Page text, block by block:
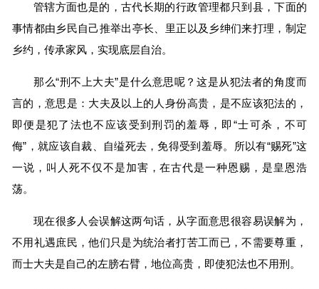
管辖方面也是的，古代长期的行政管理都只到县，下面的
事情都由乡民自己推举出亭长、里正以及乡绅们来打理，制定
乡约，传承家风，实现底层自治。
那么“刑不上大夫”是什么意思呢？这是从犯法者的角度而
言的，意思是：大夫及以上的人身份高贵，是不应该犯法的，
即便是犯了法也不应该受到刑罚的羞辱，即“士可杀，不可
侮”，就应该自裁、自缢死去，免得受到羞辱。所以有“赐死”这
一说，叫人死不仅不是加害，在古代是一种恩赐，是皇恩浩
荡。
现在很多人会误解这两句话，从字面意思很容易误解为，
不用礼遇庶民，他们只是为统治者打苦工而已，不需要尊重，
而士大夫是自己的左膀右臂，地位高贵，即使犯法也不用刑。